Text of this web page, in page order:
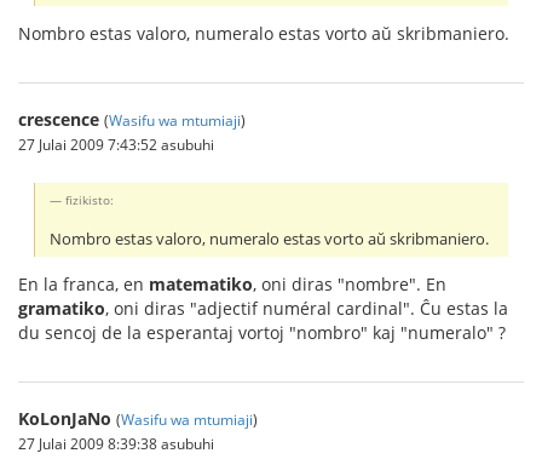
Nombro estas valoro, numeralo estas vorto aŭ skribmaniero.
crescence (Wasifu wa mtumiaji)
27 Julai 2009 7:43:52 asubuhi
fizikisto:
Nombro estas valoro, numeralo estas vorto aŭ skribmaniero.
En la franca, en matematiko, oni diras "nombre". En
gramatiko, oni diras "adjectif numéral cardinal". Ĉu estas la
du sencoj de la esperantaj vortoj "nombro" kaj "numeralo" ?
KoLonJaNo (Wasifu wa mtumiaji)
27 Julai 2009 8:39:38 asubuhi